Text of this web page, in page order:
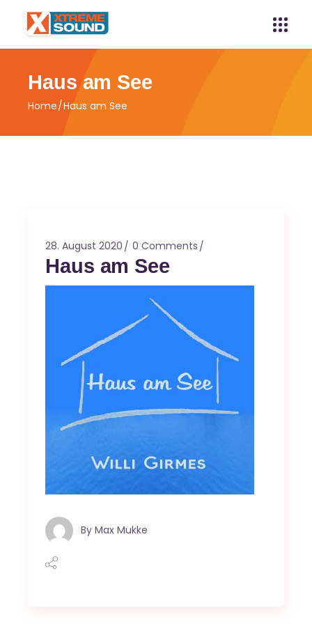
Haus am See
Home Haus am See
28. August 2020 0 Comments
Haus am See
By Max Mukke